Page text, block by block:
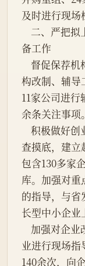
及时进行现场
备工作
督促保
构改制、辅导
11家公司进
余条关注事项。
查摸底，建立
包含130多家
库。加强对重
的指导，与省
长型中小企业
业进行现场
140余次，向